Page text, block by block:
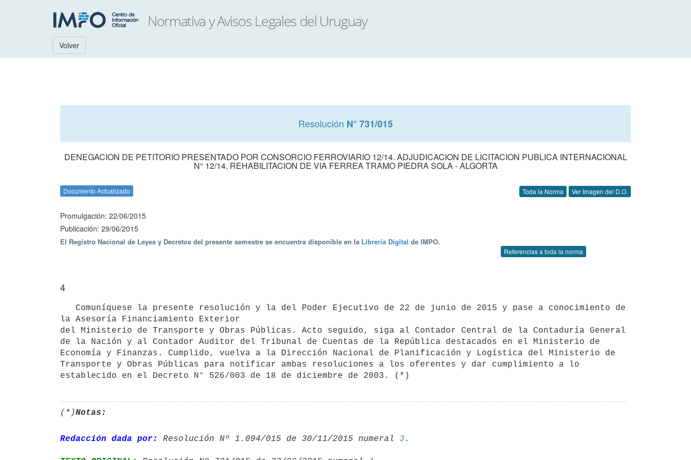
Volver
Resolución N° 731/015
DENEGACION DE PETITORIO PRESENTADO POR CONSORCIO FERROVIARIO 12/14. ADJUDICACION DE LICITACION PUBLICA INTERNACIONAL
N° 12/14. REHABILITACION DE VIA FERREA TRAMO PIEDRA SOLA - ALGORTA
Documento Actualizado Toda la Norma Ver Imagen del D.O.
Promulgación: 22/06/2015
Publicación: 29/06/2015
El Registro Nacional de Leyes y Decretos del presente semestre se encuentra disponible en la Librería Digital de IMPO.
Referencias a toda la norma
4
la Asesoría Financiamiento Exterior
del Ministerio de Transporte y Obras Públicas. Acto seguido, siga al Contador Central de la Contaduría General
de la Nación y al Contador Auditor del Tribunal de Cuentas de la República destacados en el Ministerio de
Economía y Finanzas. Cumplido, vuelva a la Dirección Nacional de Planificación y Logística del Ministerio de
Transporte y Obras Públicas para notificar ambas resoluciones a los oferentes y dar cumplimiento a lo
(*)Notas:
Redacción dada por: Resolución Nº 1.094/015 de 30/11/2015 numeral 3